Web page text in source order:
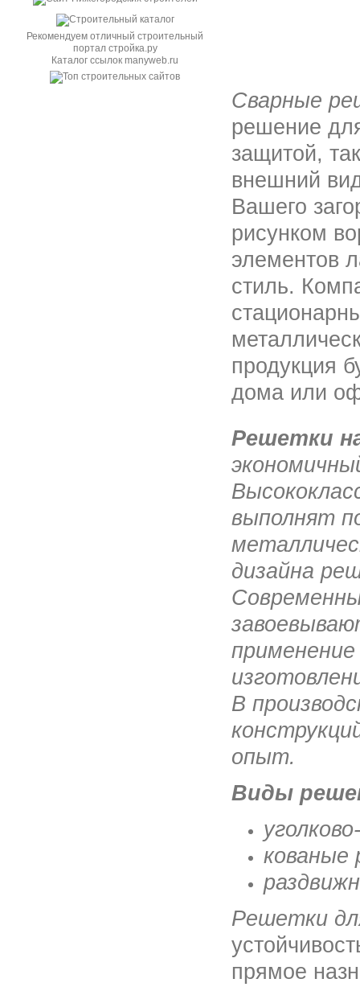
Cварные
решение
защитой,
внешний
Вашего
рисунком
элементов
стиль.
продукция
дома или
Решетки
выполнят
дизайна
В
опыт.
Виды
кованые
Решетки
прямое
Рекомендуем отличный строительный
портал стройка.ру
Каталог ссылок manyweb.ru